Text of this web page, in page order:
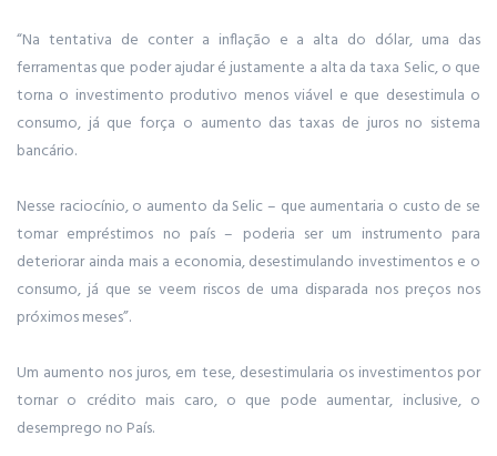
“Na tentativa de conter a inflação e a alta do dólar, uma das
ferramentas que poder ajudar é justamente a alta da taxa Selic, o que
torna o investimento produtivo menos viável e que desestimula o
consumo, já que força o aumento das taxas de juros no sistema
bancário.
Nesse raciocínio, o aumento da Selic – que aumentaria o custo de se
tomar empréstimos no país – poderia ser um instrumento para
deteriorar ainda mais a economia, desestimulando investimentos e o
consumo, já que se veem riscos de uma disparada nos preços nos
próximos meses”.
Um aumento nos juros, em tese, desestimularia os investimentos por
tornar o crédito mais caro, o que pode aumentar, inclusive, o
desemprego no País.